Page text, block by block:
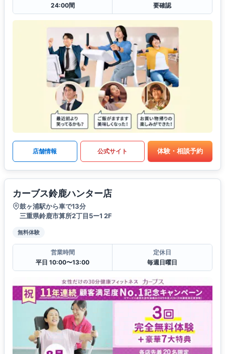
24:00間
要確認
店舗情報 公式サイト 体験・相談予約
カーブス鈴鹿ハンター店
鼓ヶ浦駅から車で13分
三重県鈴鹿市算所2丁目5ー1 2F
無料体験
営業時間
平日 10:00〜13:00
定休日
毎週日曜日